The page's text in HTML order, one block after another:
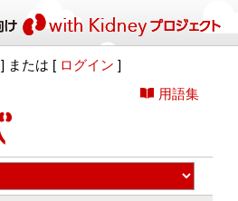
] または [ ログイン ]
用語集